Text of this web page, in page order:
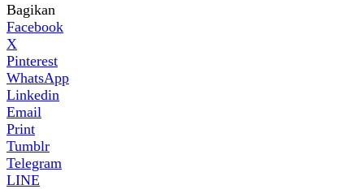
Bagikan
Facebook
X
Pinterest
WhatsApp
Linkedin
Email
Print
Tumblr
Telegram
LINE